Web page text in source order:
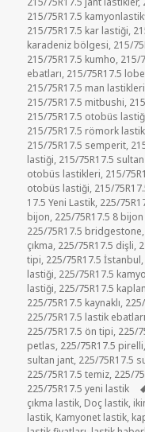
215/75R17.5
215/75R17.5 kar lastiği,
karadeniz bölgesi, 215/
215/75R17.5 kumho, 215/
ebatları, 215/75R17.5
215/75R17.5 man lastikleri
215/75R17.5 mitbushi,
215/75R17.5 otobüs
215/75R17.5 römork
215/75R17.5 semperit,
lastiği, 215/75R17.5
otobüs lastikleri, 215/
otobüs lastiği, 215/
17.5 Yeni Lastik, 225/
bijon, 225/75R17.5 8
225/75R17.5 bridgestone,
çıkma, 225/75R17.5 dişli,
tipi, 225/75R17.5 İstanbul,
lastiği, 225/75R17.5
lastiği, 225/75R17.5
225/75R17.5 kaynaklı,
225/75R17.5 lastik ebatları
225/75R17.5 ön tipi, 225/
petlas, 225/75R17.5 pirelli,
sultan jant, 225/75R17.5
225/75R17.5 temiz, 225/
225/75R17.5 yeni lastik
çıkma lastik, Doç lastik,
lastik, Kamyonet lastik,